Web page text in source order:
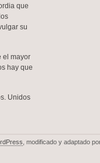
que
su
el mayor
hay que
Unidos
, modificado y adaptado